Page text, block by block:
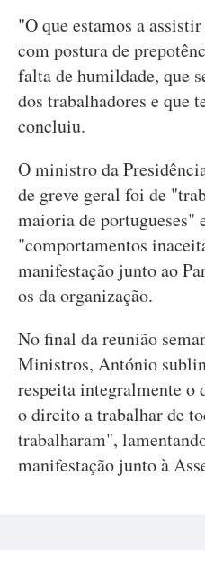
"O que estamos a
com postura de
falta de humildade, que
dos trabalhadores e que
concluiu.
O ministro da
de greve geral foi de
maioria de portugueses"
"comportamentos
manifestação junto ao
os da organização.
No final da reunião
Ministros, António
respeita integralmente o
o direito a trabalhar de
trabalharam",
manifestação junto à